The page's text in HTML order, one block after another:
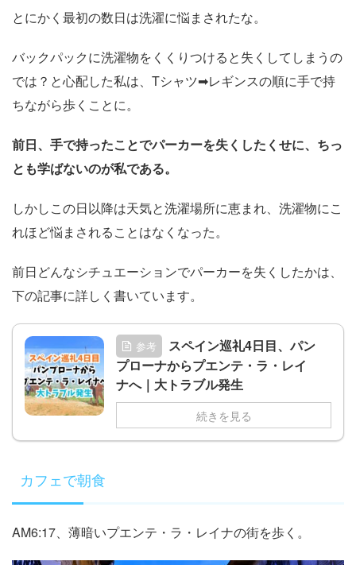
とにかく最初の数日は洗濯に悩まされたな。
バックパックに洗濯物をくくりつけると失くしてしまうの
では？と心配した私は、Tシャツ➡レギンスの順に手で持
ちながら歩くことに。
前日、手で持ったことでパーカーを失くしたくせに、ちっ
とも学ばないのが私である。
しかしこの日以降は天気と洗濯場所に恵まれ、洗濯物にこ
れほど悩まされることはなくなった。
前日どんなシチュエーションでパーカーを失くしたかは、
下の記事に詳しく書いています。
参考
スペイン巡礼4日目、パン
プローナからプエンテ・ラ・レイ
ナへ｜大トラブル発生
続きを見る
カフェで朝食
AM6:17、薄暗いプエンテ・ラ・レイナの街を歩く。